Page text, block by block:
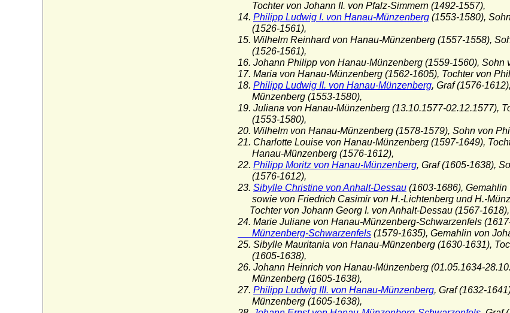
Tochter von Johann II. von Pfalz-Simmern (1492-1557),
14. Philipp Ludwig I. von Hanau-Münzenberg (1553-1580),
(1526-1561),
15. Wilhelm Reinhard von Hanau-Münzenberg (1557-1558),
(1526-1561),
16. Johann Philipp von Hanau-Münzenberg (1559-1560),
17. Maria von Hanau-Münzenberg (1562-1605), Tochter von
18. Philipp Ludwig II. von Hanau-Münzenberg, Graf (1576-
Münzenberg (1553-1580),
19. Juliana von Hanau-Münzenberg (13.10.1577-02.12.1577),
(1553-1580),
20. Wilhelm von Hanau-Münzenberg (1578-1579), Sohn von
21. Charlotte Louise von Hanau-Münzenberg (1597-1649),
Hanau-Münzenberg (1576-1612),
22. Philipp Moritz von Hanau-Münzenberg, Graf (1605-1638),
(1576-1612),
23. Sibylle Christine von Anhalt-Dessau (1603-1686),
sowie von Friedrich Casimir von H.-Lichtenberg und H.-
Tochter von Johann Georg I. von Anhalt-Dessau (1567-1618),
24. Marie Juliane von Hanau-Münzenberg-Schwarzenfels
Münzenberg-Schwarzenfels (1579-1635), Gemahlin von
25. Sibylle Mauritania von Hanau-Münzenberg (1630-1631),
(1605-1638),
26. Johann Heinrich von Hanau-Münzenberg (01.05.1634-
Münzenberg (1605-1638),
27. Philipp Ludwig III. von Hanau-Münzenberg, Graf (1632-
Münzenberg (1605-1638),